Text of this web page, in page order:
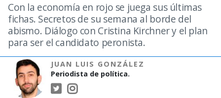
Con la economía en rojo se juega sus últimas
fichas. Secretos de su semana al borde del
abismo. Diálogo con Cristina Kirchner y el plan
para ser el candidato peronista.
JUAN LUIS GONZÁLEZ
Periodista de política.